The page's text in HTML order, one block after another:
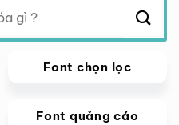
Font chọn lọc
Font quảng cáo